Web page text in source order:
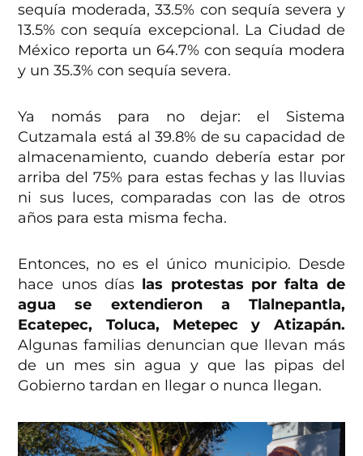
sequía moderada, 33.5% con sequía severa y
13.5% con sequía excepcional. La Ciudad de
México reporta un 64.7% con sequía modera
y un 35.3% con sequía severa.
Ya nomás para no dejar: el Sistema
Cutzamala está al 39.8% de su capacidad de
almacenamiento, cuando debería estar por
arriba del 75% para estas fechas y las lluvias
ni sus luces, comparadas con las de otros
años para esta misma fecha.
Entonces, no es el único municipio. Desde
hace unos días las protestas por falta de
agua se extendieron a Tlalnepantla,
Ecatepec, Toluca, Metepec y Atizapán.
Algunas familias denuncian que llevan más
de un mes sin agua y que las pipas del
Gobierno tardan en llegar o nunca llegan.